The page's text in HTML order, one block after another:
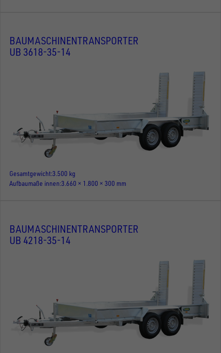
BAUMASCHINENTRANSPORTER
UB 3618-35-14
Gesamtgewicht3.500 kg
Aufbaumaße innen 3.660 × 1.800 × 300 mm
BAUMASCHINENTRANSPORTER
UB 4218-35-14